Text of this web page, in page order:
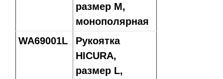
размер M,
монополярная
WA69001L
Рукоятка
HICURA,
размер L,